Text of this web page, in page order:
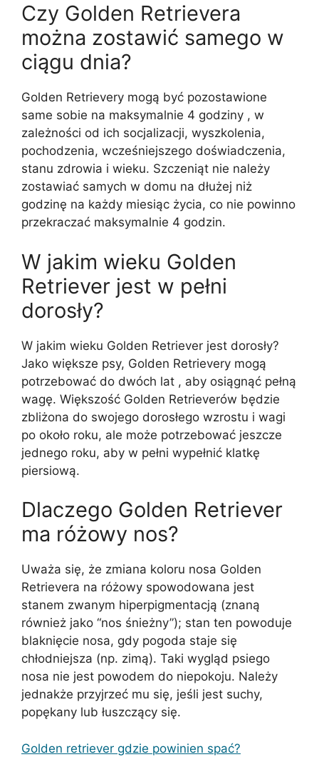
Czy Golden Retrievera
można zostawić samego w
ciągu dnia?
Golden Retrievery mogą być pozostawione
same sobie na maksymalnie 4 godziny , w
zależności od ich socjalizacji, wyszkolenia,
pochodzenia, wcześniejszego doświadczenia,
stanu zdrowia i wieku. Szczeniąt nie należy
zostawiać samych w domu na dłużej niż
godzinę na każdy miesiąc życia, co nie powinno
przekraczać maksymalnie 4 godzin.
W jakim wieku Golden
Retriever jest w pełni
dorosły?
W jakim wieku Golden Retriever jest dorosły?
Jako większe psy, Golden Retrievery mogą
potrzebować do dwóch lat , aby osiągnąć pełną
wagę. Większość Golden Retrieverów będzie
zbliżona do swojego dorosłego wzrostu i wagi
po około roku, ale może potrzebować jeszcze
jednego roku, aby w pełni wypełnić klatkę
piersiową.
Dlaczego Golden Retriever
ma różowy nos?
Uważa się, że zmiana koloru nosa Golden
Retrievera na różowy spowodowana jest
stanem zwanym hiperpigmentacją (znaną
również jako “nos śnieżny”); stan ten powoduje
blaknięcie nosa, gdy pogoda staje się
chłodniejsza (np. zimą). Taki wygląd psiego
nosa nie jest powodem do niepokoju. Należy
jednakże przyjrzeć mu się, jeśli jest suchy,
popękany lub łuszczący się.
Golden retriever gdzie powinien spać?